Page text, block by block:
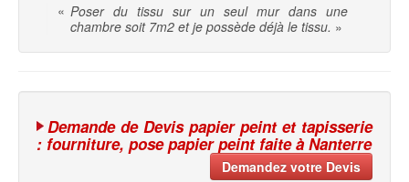
« Poser du tissu sur un seul mur dans une
chambre soit 7m2 et je possède déjà le tissu. »
Demande de Devis papier peint et tapisserie
: fourniture, pose papier peint faite à Nanterre
Demandez votre Devis